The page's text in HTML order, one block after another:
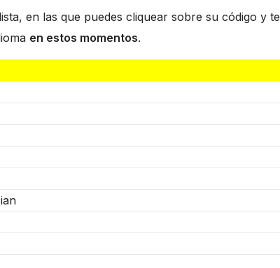
en las que puedes cliquear sobre su código y te
en estos momentos.